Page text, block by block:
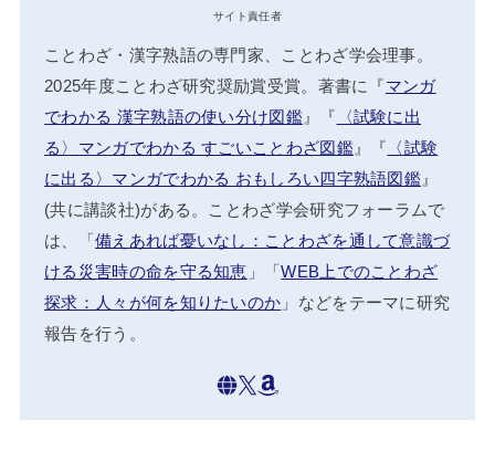
サイト責任者
ことわざ・漢字熟語の専門家、ことわざ学会理事。
2025年度ことわざ研究奨励賞受賞。著書に『マンガ
でわかる 漢字熟語の使い分け図鑑』『 〈試験に出
る〉マンガでわかる すごいことわざ図鑑』『 〈試験
に出る〉マンガでわかる おもしろい四字熟語図鑑 』
(共に講談社)がある。ことわざ学会研究フォーラムで
は、「備えあれば憂いなし：ことわざを通して意識づ
ける災害時の命を守る知恵 」「WEB上でのことわざ
探求：人々が何を知りたいのか 」などをテーマに研究
報告を行う。